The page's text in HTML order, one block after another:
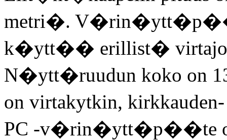
metri�.
k�ytt�� erillist�
N�ytt�ruudun koko on 13
on virtakytkin,
PC -v�rin�ytt�p��te on